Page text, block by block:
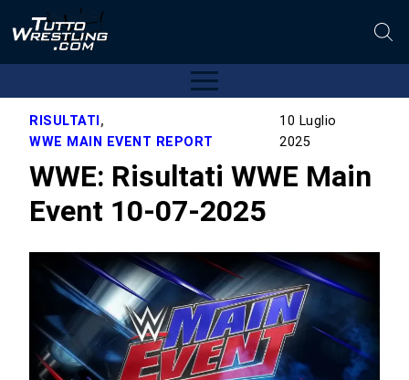
RISULTATI,
WWE MAIN EVENT REPORT
10 Luglio
2025
WWE: Risultati WWE Main
Event 10-07-2025